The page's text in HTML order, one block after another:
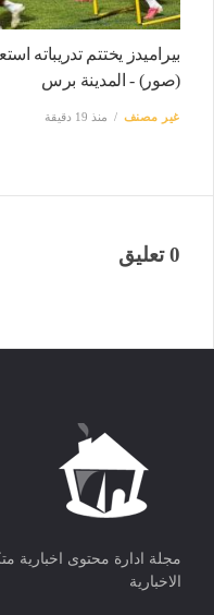
بيراميدز يختتم تدريباته
(صور) - المدينة برس
غير مصنف منذ 19 دقيقة
0 تعليق
مجلة ادارة محتوى اخبارية
الاخبارية